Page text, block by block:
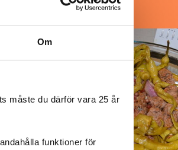
Om
måste du därför vara 25 år
funktioner för
@koppargrytan